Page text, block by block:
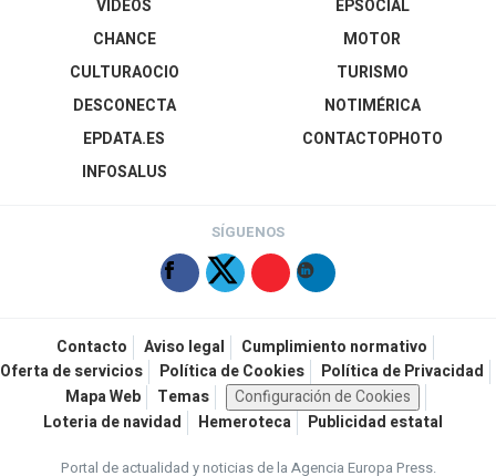
VÍDEOS
EPSOCIAL
CHANCE
CULTURAOCIO
DESCONECTA
EPDATA.ES
INFOSALUS
MOTOR
TURISMO
NOTIMÉRICA
CONTACTOPHOTO
SÍGUENOS
Contacto Aviso legal
Cumplimiento normativo
Oferta de servicios
Política de Cookies
Política de Privacidad
Mapa Web
Temas
Configuración de Cookies
Loteria de navidad
Hemeroteca Publicidad estatal
Portal de actualidad y noticias de la Agencia Europa Press.